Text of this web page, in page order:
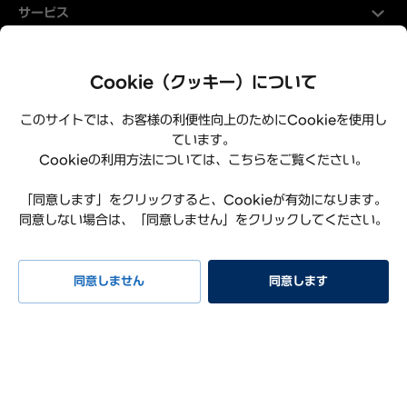
サービス
プライバシーポリシー
利用規約
よくある質問
リコール情報
お問い合わせ
Cookie（クッキー）について
このサイトでは、お客様の利便性向上のためにCookieを使用し
ています。
Cookieの利用方法については、こちらをご覧ください。
「同意します」をクリックすると、Cookieが有効になります。
同意しない場合は、「同意しません」をクリックしてください。
同意しません 同意します